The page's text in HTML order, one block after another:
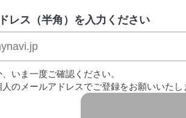
レス（半角）を入力ください
いま一度ご確認ください。
のメールアドレスでご登録をお願いいたし